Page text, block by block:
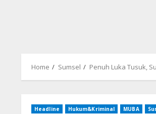
Home Sumsel Penuh Luka Tusuk,
Headline Hukum&Kriminal MUBA